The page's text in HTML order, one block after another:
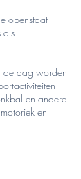
openstaat
als
de dag worden
en andere
en